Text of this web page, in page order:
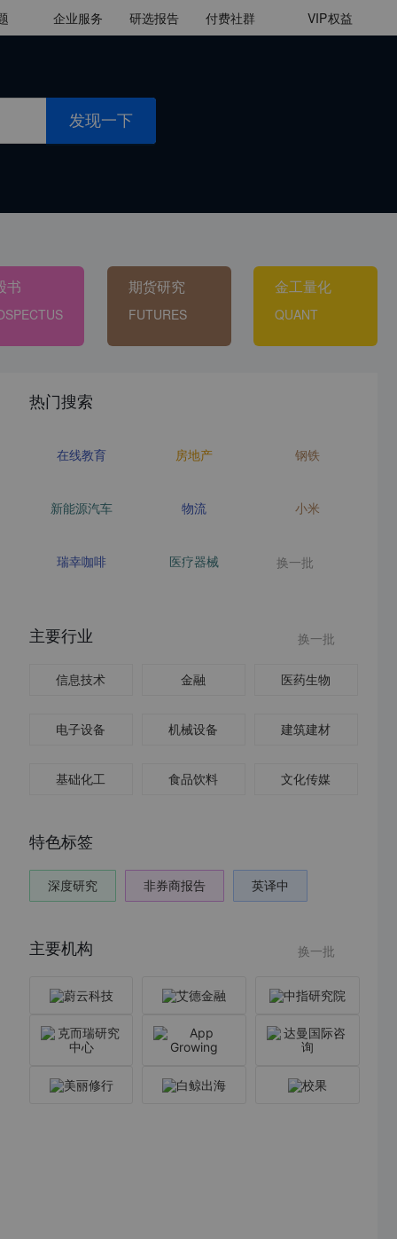
企业服务 研选报告 付费社群 VIP权益
发现一下
书 期货研究
FUTURES
金工量化
QUANT
热门搜索
在线教育 房地产 钢铁
新能源汽车 物流 小米
瑞幸咖啡 医疗器械 换一批
主要行业 换一批
信息技术 金融 医药生物
电子设备 机械设备 建筑建材
基础化工 食品饮料 文化传媒
特色标签
深度研究 非券商报告 英译中
主要机构 换一批